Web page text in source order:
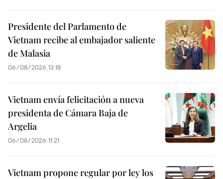
Presidente del Parlamento de
Vietnam recibe al embajador saliente
de Malasia
06/08/2026 13:18
Vietnam envía felicitación a nueva
presidenta de Cámara Baja de
Argelia
06/08/2026 11:21
Vietnam propone regular por ley los